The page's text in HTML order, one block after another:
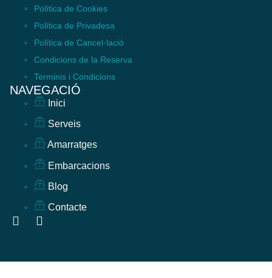
Política de Cookies
Política de Privadesa
Política de Cancel·lació
Condicions de la Reserva
Terminis i Condicions
NAVEGACIÓ
Inici
Serveis
Amarratges
Embarcacions
Blog
Contacte